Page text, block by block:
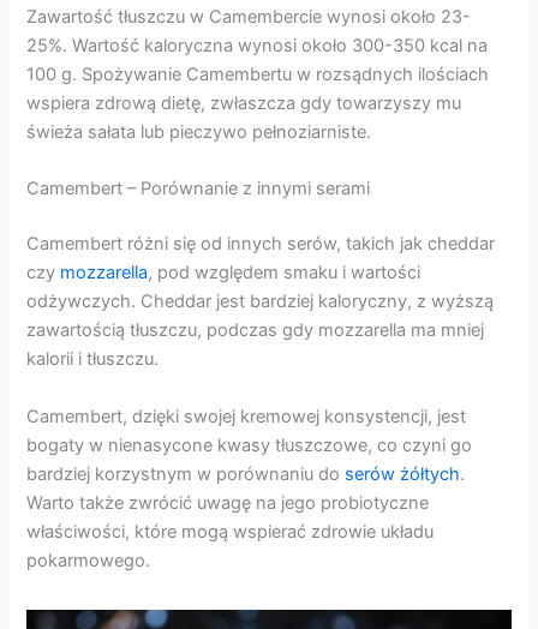
Zawartość tłuszczu w Camembercie wynosi około 23-
25%. Wartość kaloryczna wynosi około 300-350 kcal na
100 g. Spożywanie Camembertu w rozsądnych ilościach
wspiera zdrową dietę, zwłaszcza gdy towarzyszy mu
świeża sałata lub pieczywo pełnoziarniste.
Camembert – Porównanie z innymi serami
Camembert różni się od innych serów, takich jak cheddar
czy mozzarella, pod względem smaku i wartości
odżywczych. Cheddar jest bardziej kaloryczny, z wyższą
zawartością tłuszczu, podczas gdy mozzarella ma mniej
kalorii i tłuszczu.
Camembert, dzięki swojej kremowej konsystencji, jest
bogaty w nienasycone kwasy tłuszczowe, co czyni go
bardziej korzystnym w porównaniu do serów żółtych.
Warto także zwrócić uwagę na jego probiotyczne
właściwości, które mogą wspierać zdrowie układu
pokarmowego.